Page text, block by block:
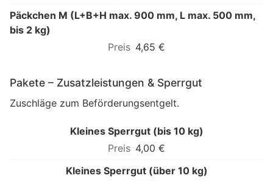
Päckchen M (L+B+H max. 900 mm, L max. 500 mm,
bis 2 kg)
4,65 €
Pakete – Zusatzleistungen & Sperrgut
Zuschläge zum Beförderungsentgelt.
Kleines Sperrgut (bis 10 kg)
4,00 €
Kleines Sperrgut (über 10 kg)